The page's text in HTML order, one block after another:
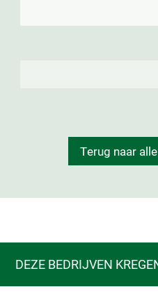
Terug naar
DEZE BEDRIJVEN